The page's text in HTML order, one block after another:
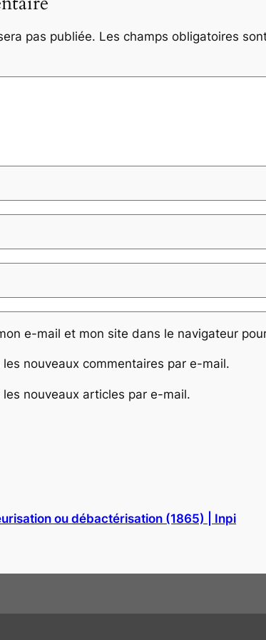
pas publiée. Les champs obligatoires
e-mail et mon site dans le navigateur
nouveaux commentaires par e-mail.
nouveaux articles par e-mail.
ou débactérisation (1865) | Inpi